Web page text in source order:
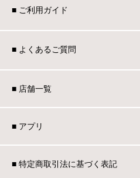
■ ご利用ガイド
■ よくあるご質問
■ 店舗一覧
■ アプリ
■ 特定商取引法に基づく表記